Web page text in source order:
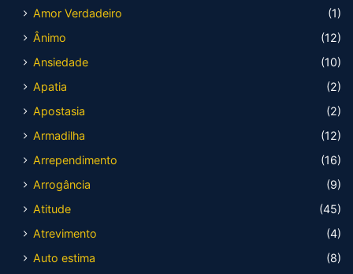
Amor Verdadeiro
(1)
Ânimo
(12)
Ansiedade
(10)
Apatia
(2)
Apostasia
(2)
Armadilha
(12)
Arrependimento
(16)
Arrogância
(9)
Atitude
(45)
Atrevimento
(4)
Auto estima
(8)